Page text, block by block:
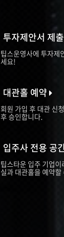
투자제안서 제출
팁스운영사에 투자제
세요!
대관홀 예약
회원 가입 후 대관 신
후 승인합니다.
입주사 전용 공
팁스타운 입주 기업이
실과 대관홀을 예약할